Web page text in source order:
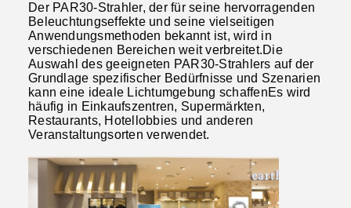
Der PAR30-Strahler, der für seine hervorragenden
Beleuchtungseffekte und seine vielseitigen
Anwendungsmethoden bekannt ist, wird in
verschiedenen Bereichen weit verbreitet.Die
Auswahl des geeigneten PAR30-Strahlers auf der
Grundlage spezifischer Bedürfnisse und Szenarien
kann eine ideale Lichtumgebung schaffenEs wird
häufig in Einkaufszentren, Supermärkten,
Restaurants, Hotellobbies und anderen
Veranstaltungsorten verwendet.